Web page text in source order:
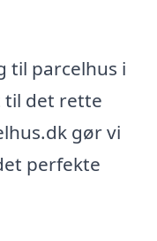
til parcelhus i
til det rette
gør vi
perfekte